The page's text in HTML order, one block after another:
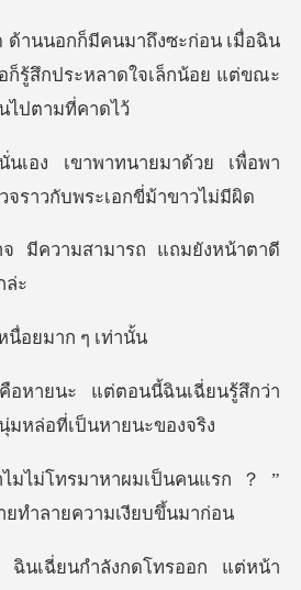
ื่อฉิน
รู้สึกประหลาดใจเล็ก
าพาทนายมาด้วย เพื่อพา
มีความสามารถ แถมยังหน้าตา
นื่อ
นนี้ฉินเฉี่ยนรู้สึกว่า
หาผมเป็นคนแรก？”
่หน้า